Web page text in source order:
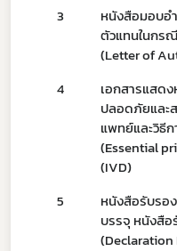
3
หนังสือมอบอ
ตัวแทนในกร
(Letter of
4
เอกสารแสด
ปลอดภัยและ
แพทย์และวิธี
(Essential
(IVD)
5
หนังสือรับรอ
บรรจุ หนังสือ
ข่าวประชาสัม